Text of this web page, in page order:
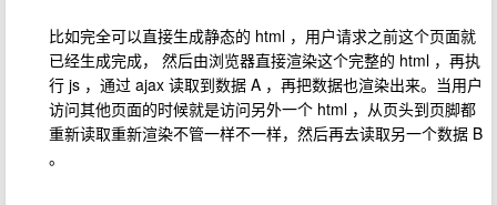
比如完全可以直接生成静态的 html ，用户请求之前这个页面就
已经生成完成， 然后由浏览器直接渲染这个完整的 html ，再执
行 js ，通过 ajax 读取到数据 A ，再把数据也渲染出来。当用户
访问其他页面的时候就是访问另外一个 html ，从页头到页脚都
重新读取重新渲染不管一样不一样，然后再去读取另一个数据 B
。